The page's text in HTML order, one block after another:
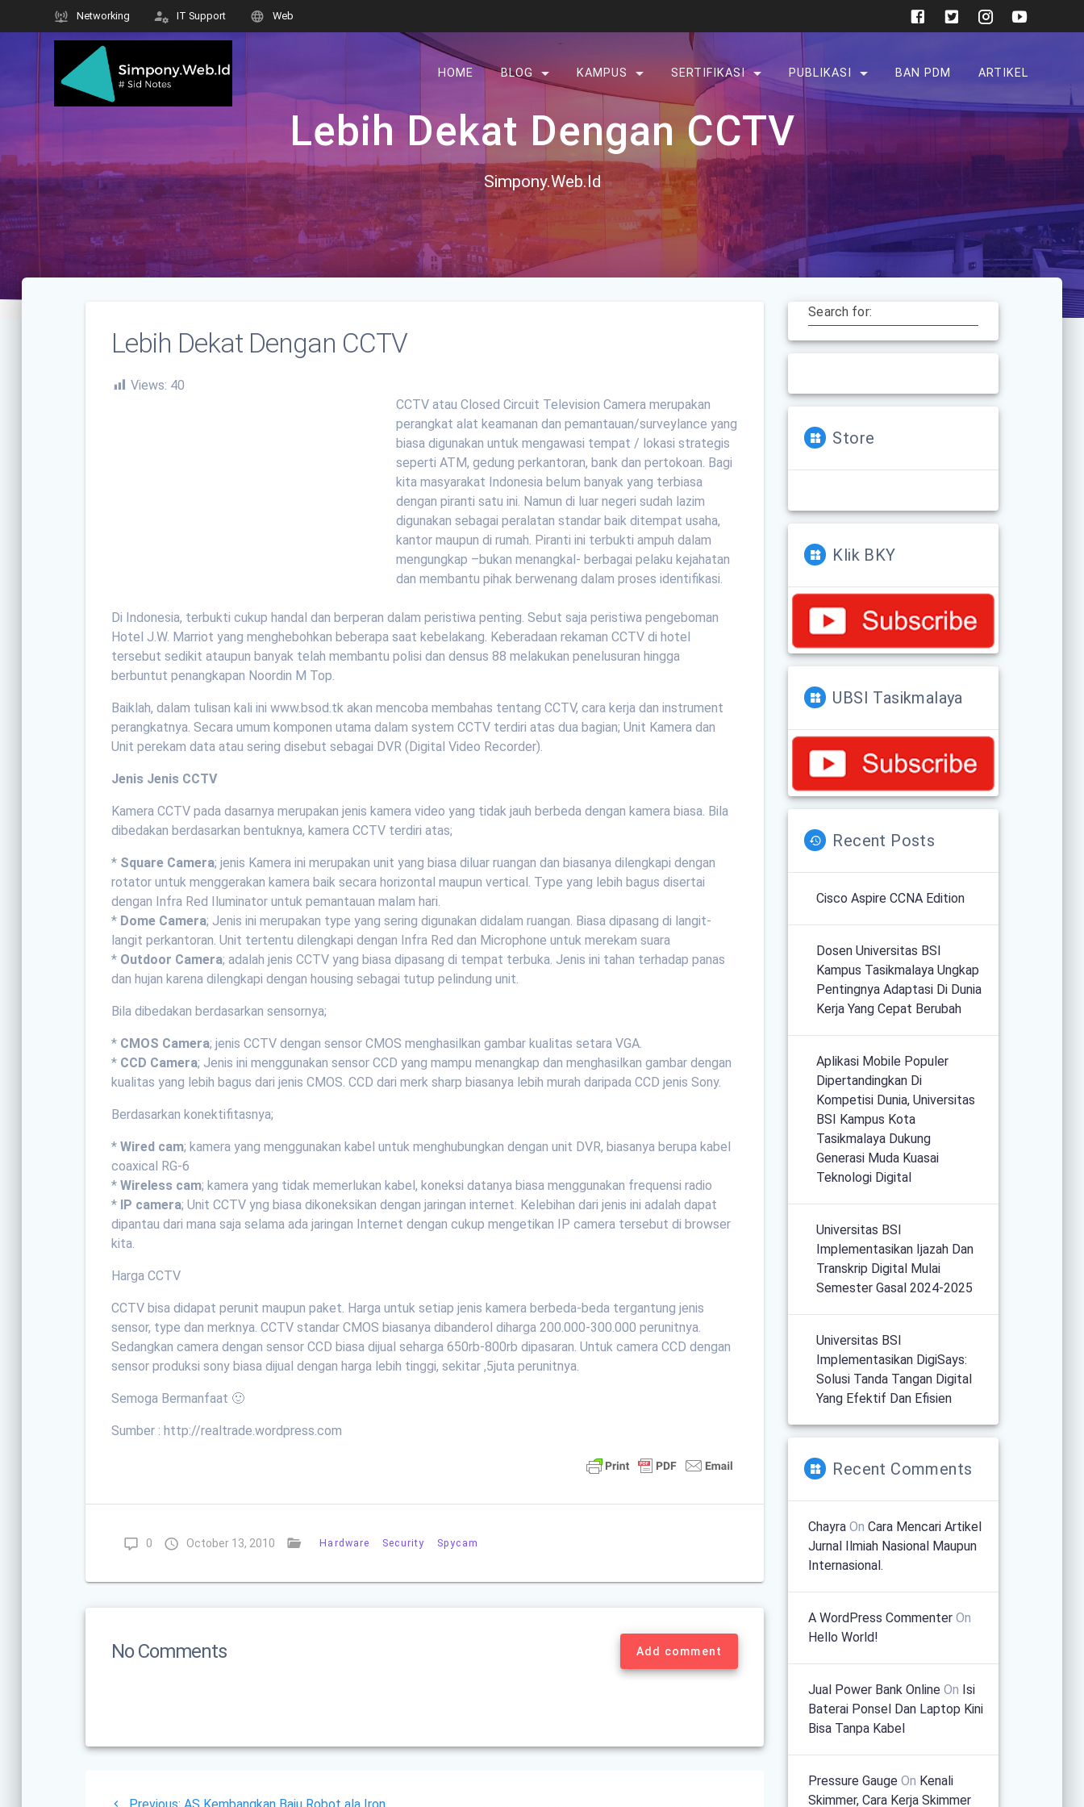
Networking IT Support Web
HOME BLOG KAMPUS SERTIFIKASI PUBLIKASI BAN PDM ARTIKEL
Lebih Dekat Dengan CCTV
Simpony.Web.Id
Lebih Dekat Dengan CCTV
Views: 40
CCTV atau Closed Circuit Television Camera merupakan
perangkat alat keamanan dan pemantauan/surveylance yang
biasa digunakan untuk mengawasi tempat / lokasi strategis
seperti ATM, gedung perkantoran, bank dan pertokoan. Bagi
kita masyarakat Indonesia belum banyak yang terbiasa
dengan piranti satu ini. Namun di luar negeri sudah lazim
digunakan sebagai peralatan standar baik ditempat usaha,
kantor maupun di rumah. Piranti ini terbukti ampuh dalam
mengungkap –bukan menangkal- berbagai pelaku kejahatan
dan membantu pihak berwenang dalam proses identifikasi.
Di Indonesia, terbukti cukup handal dan berperan dalam peristiwa penting. Sebut saja peristiwa pengeboman
Hotel J.W. Marriot yang menghebohkan beberapa saat kebelakang. Keberadaan rekaman CCTV di hotel
tersebut sedikit ataupun banyak telah membantu polisi dan densus 88 melakukan penelusuran hingga
berbuntut penangkapan Noordin M Top.
Baiklah, dalam tulisan kali ini www.bsod.tk akan mencoba membahas tentang CCTV, cara kerja dan instrument
perangkatnya. Secara umum komponen utama dalam system CCTV terdiri atas dua bagian; Unit Kamera dan
Unit perekam data atau sering disebut sebagai DVR (Digital Video Recorder).
Jenis Jenis CCTV
Kamera CCTV pada dasarnya merupakan jenis kamera video yang tidak jauh berbeda dengan kamera biasa. Bila
dibedakan berdasarkan bentuknya, kamera CCTV terdiri atas;
* Square Camera; jenis Kamera ini merupakan unit yang biasa diluar ruangan dan biasanya dilengkapi dengan
rotator untuk menggerakan kamera baik secara horizontal maupun vertical. Type yang lebih bagus disertai
dengan Infra Red Iluminator untuk pemantauan malam hari.
* Dome Camera; Jenis ini merupakan type yang sering digunakan didalam ruangan. Biasa dipasang di langit-
langit perkantoran. Unit tertentu dilengkapi dengan Infra Red dan Microphone untuk merekam suara
* Outdoor Camera; adalah jenis CCTV yang biasa dipasang di tempat terbuka. Jenis ini tahan terhadap panas
dan hujan karena dilengkapi dengan housing sebagai tutup pelindung unit.
Bila dibedakan berdasarkan sensornya;
* CMOS Camera; jenis CCTV dengan sensor CMOS menghasilkan gambar kualitas setara VGA.
* CCD Camera; Jenis ini menggunakan sensor CCD yang mampu menangkap dan menghasilkan gambar dengan
kualitas yang lebih bagus dari jenis CMOS. CCD dari merk sharp biasanya lebih murah daripada CCD jenis Sony.
Berdasarkan konektifitasnya;
*Wired cam; kamera yang menggunakan kabel untuk menghubungkan dengan unit DVR, biasanya berupa kabel
coaxical RG-6
*Wireless cam; kamera yang tidak memerlukan kabel, koneksi datanya biasa menggunakan frequensi radio
* IP camera; Unit CCTV yng biasa dikoneksikan dengan jaringan internet. Kelebihan dari jenis ini adalah dapat
dipantau dari mana saja selama ada jaringan Internet dengan cukup mengetikan IP camera tersebut di browser
kita.
Harga CCTV
CCTV bisa didapat perunit maupun paket. Harga untuk setiap jenis kamera berbeda-beda tergantung jenis
sensor, type dan merknya. CCTV standar CMOS biasanya dibanderol diharga 200.000-300.000 perunitnya.
Sedangkan camera dengan sensor CCD biasa dijual seharga 650rb-800rb dipasaran. Untuk camera CCD dengan
sensor produksi sony biasa dijual dengan harga lebih tinggi, sekitar ,5juta perunitnya.
Semoga Bermanfaat 🙂
Sumber : http://realtrade.wordpress.com
0 October 13, 2010 Hardware Security Spycam
No Comments Add comment
Post
Previous
Search for:
Store
Klik BKY
UBSI Tasikmalaya
Recent Posts
Cisco Aspire CCNA Edition
Dosen Universitas BSI
Kampus Tasikmalaya Ungkap
Pentingnya Adaptasi Di Dunia
Kerja Yang Cepat Berubah
Aplikasi Mobile Populer
Dipertandingkan Di
Kompetisi Dunia, Universitas
BSI Kampus Kota
Tasikmalaya Dukung
Generasi Muda Kuasai
Teknologi Digital
Universitas BSI
Implementasikan Ijazah Dan
Transkrip Digital Mulai
Semester Gasal 2024-2025
Universitas BSI
Implementasikan DigiSays:
Solusi Tanda Tangan Digital
Yang Efektif Dan Efisien
Recent Comments
Chayra OnCara Mencari Artikel
Jurnal Ilmiah Nasional Maupun
Internasional.
A WordPress Commenter On
Hello World!
Jual Power Bank Online On Isi
Baterai Ponsel Dan Laptop Kini
Bisa Tanpa Kabel
Pressure Gauge On Kenali
Skimmer, Cara Kerja Skimmer